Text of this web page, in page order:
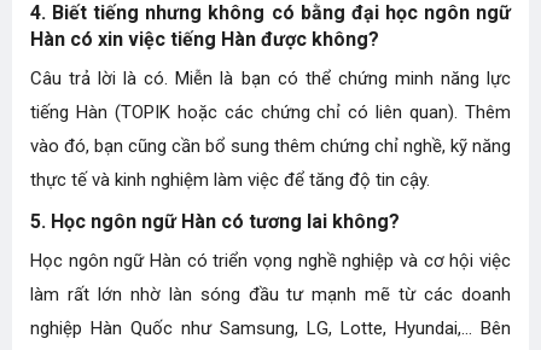
4. Biết tiếng nhưng không có bằng đại học ngôn ngữ
Hàn có xin việc tiếng Hàn được không?
Câu trả lời là có. Miễn là bạn có thể chứng minh năng lực
tiếng Hàn (TOPIK hoặc các chứng chỉ có liên quan). Thêm
vào đó, bạn cũng cần bổ sung thêm chứng chỉ nghề, kỹ năng
thực tế và kinh nghiệm làm việc để tăng độ tin cậy.
5. Học ngôn ngữ Hàn có tương lai không?
Học ngôn ngữ Hàn có triển vọng nghề nghiệp và cơ hội việc
làm rất lớn nhờ làn sóng đầu tư mạnh mẽ từ các doanh
nghiệp Hàn Quốc như Samsung, LG, Lotte, Hyundai,... Bên